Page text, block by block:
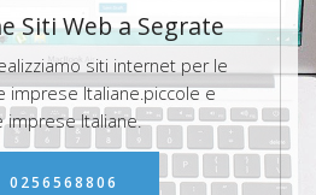
Siti Web a Segrate
siti internet per le
imprese Italiane.piccole e
imprese Italiane.
0256568806